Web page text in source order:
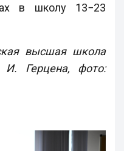
в школу 13−23
высшая школа
Герцена, фото: